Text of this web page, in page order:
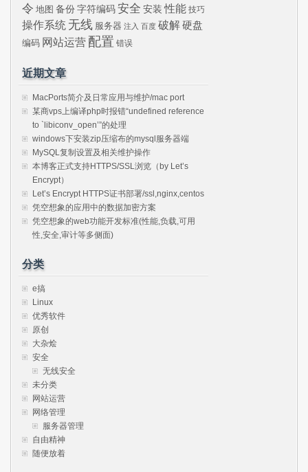
令 地图 备份 字符编码 安全 安装 性能 技巧
操作系统 无线 服务器 注入 百度 破解硬盘
编码 网站运营 配置 错误
近期文章
MacPorts简介及日常应用与维护/mac port
某商vps上编译php时报错“undefined reference
to `libiconv_open’”的处理
windows下安装zip压缩布的mysql服务器端
MySQL复制设置及相关维护操作
本博客正式支持HTTPS/SSL浏览（by Let’s
Encrypt）
Let’s Encrypt HTTPS证书部署/ssl,nginx,centos
凭空想象的应用中的数据加密方案
凭空想象的web功能开发标准(性能,负载,可用
性,安全,审计等多侧面)
分类
e搞
Linux
优秀软件
原创
大杂烩
安全
无线安全
未分类
网站运营
网络管理
服务器管理
自由精神
随便放着